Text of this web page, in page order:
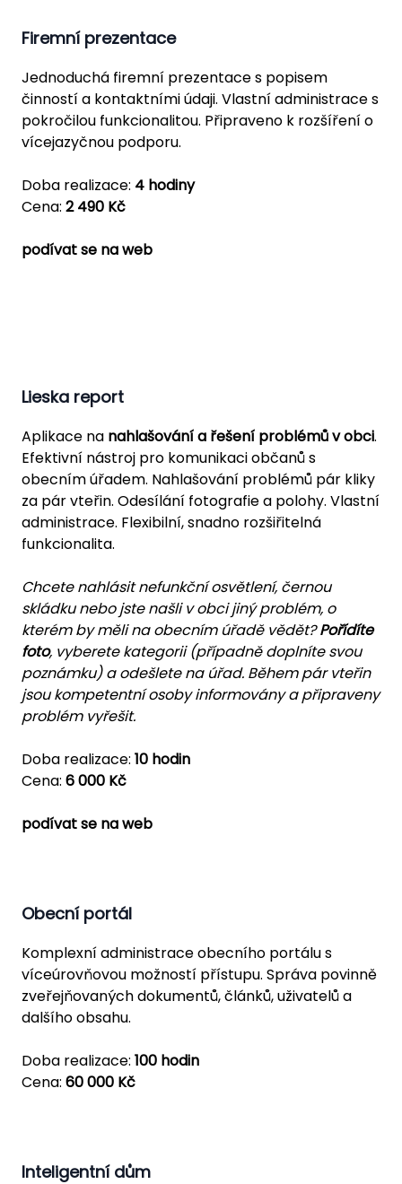
Firemní prezentace
Jednoduchá firemní prezentace s popisem
činností a kontaktními údaji. Vlastní administrace s
pokročilou funkcionalitou. Připraveno k rozšíření o
vícejazyčnou podporu.
Doba realizace: 4 hodiny
Cena: 2 490 Kč
podívat se na web
Lieska report
Aplikace na nahlašování a řešení problémů v obci.
Efektivní nástroj pro komunikaci občanů s
obecním úřadem. Nahlašování problémů pár kliky
za pár vteřin. Odesílání fotografie a polohy. Vlastní
administrace. Flexibilní, snadno rozšiřitelná
funkcionalita.
Chcete nahlásit nefunkční osvětlení, černou
skládku nebo jste našli v obci jiný problém, o
kterém by měli na obecním úřadě vědět?Pořídíte
foto, vyberete kategorii (případně doplníte svou
poznámku) a odešlete na úřad. Během pár vteřin
jsou kompetentní osoby informovány a připraveny
problém vyřešit.
Doba realizace: 10 hodin
Cena: 6 000 Kč
podívat se na web
Obecní portál
Komplexní administrace obecního portálu s
víceúrovňovou možností přístupu. Správa povinně
zveřejňovaných dokumentů, článků, uživatelů a
dalšího obsahu.
Doba realizace: 100 hodin
Cena: 60 000 Kč
Inteligentní dům